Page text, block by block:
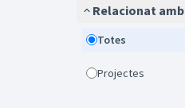
Relacionat amb
Totes
Projectes